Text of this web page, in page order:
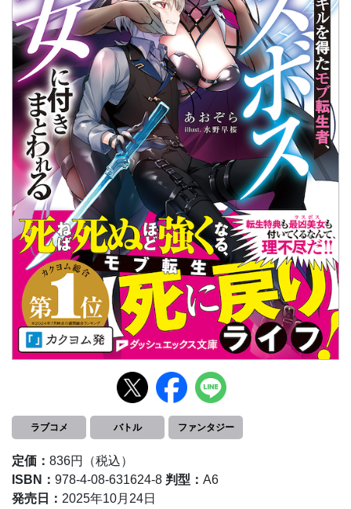
ラブコメ バトル ファンタジー
定価： 836円（税込）
ISBN： 978-4-08-631624-8 判型： A6
発売日： 2025年10月24日